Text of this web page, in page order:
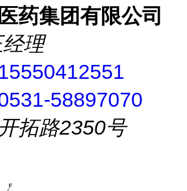
药集团有限公司
经理
58897070
拓路2350号